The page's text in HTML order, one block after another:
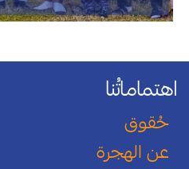
اهتماماتُنا
حُقوق
عن الهجرة